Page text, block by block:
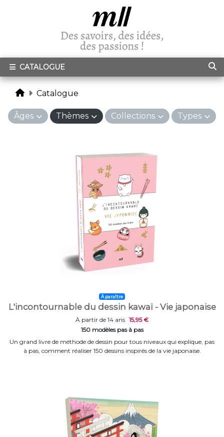
CATALOGUE
Catalogue
Âges Thèmes Collections Types
À paraître
L'incontournable du dessin kawaï - Vie japonaise
À partir de 14 ans 15,95 €
150 modèles pas à pas
Un grand livre de méthode de dessin pour tous niveaux qui explique, pas
à pas, comment réaliser 150 dessins inspirés de la vie japonaise.